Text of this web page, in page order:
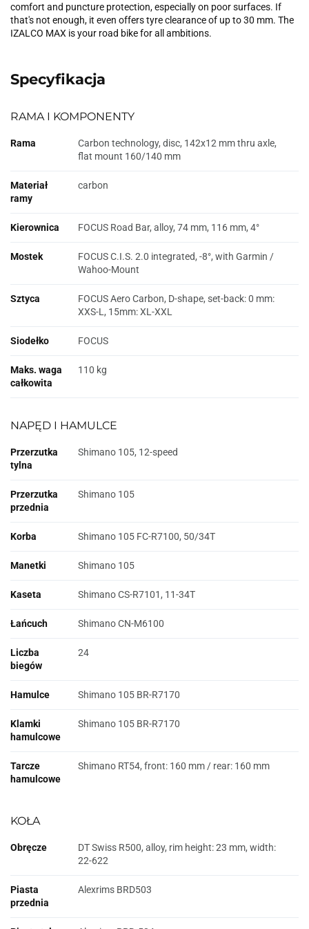
comfort and puncture protection, especially on poor surfaces. If
that's not enough, it even offers tyre clearance of up to 30 mm. The
IZALCO MAX is your road bike for all ambitions.
Specyfikacja
RAMA I KOMPONENTY
Rama
Carbon technology, disc, 142x12 mm thru axle,
flat mount 160/140 mm
Materiał
ramy
carbon
Kierownica FOCUS Road Bar, alloy, 74 mm, 116 mm, 4°
Mostek
FOCUS C.I.S. 2.0 integrated, -8°, with Garmin /
Wahoo-Mount
Sztyca
FOCUS Aero Carbon, D-shape, set-back: 0 mm:
XXS-L, 15mm: XL-XXL
Siodełko FOCUS
Maks. waga
całkowita
110 kg
NAPĘD I HAMULCE
Przerzutka
tylna
Shimano 105, 12-speed
Przerzutka
przednia
Shimano 105
Korba Shimano 105 FC-R7100, 50/34T
Manetki Shimano 105
Kaseta Shimano CS-R7101, 11-34T
Łańcuch Shimano CN-M6100
Liczba
biegów
24
Hamulce Shimano 105 BR-R7170
Klamki
hamulcowe
Shimano 105 BR-R7170
Tarcze
hamulcowe
Shimano RT54, front: 160 mm / rear: 160 mm
KOŁA
Obręcze
DT Swiss R500, alloy, rim height: 23 mm, width:
22-622
Piasta
przednia
Alexrims BRD503